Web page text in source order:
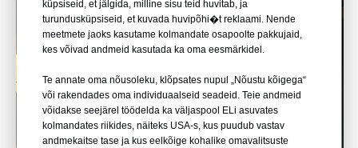
küpsiseid, et jälgida, milline sisu teid huvitab, ja
turundusküpsiseid, et kuvada huvipõhi�t reklaami. Nende
meetmete jaoks kasutame kolmandate osapoolte pakkujaid,
kes võivad andmeid kasutada ka oma eesmärkidel.
Te annate oma nõusoleku, klõpsates nupul „Nõustu kõigega“
või rakendades oma individuaalseid seadeid. Teie andmeid
võidakse seejärel töödelda ka väljaspool ELi asuvates
kolmandates riikides, näiteks USA-s, kus puudub vastav
andmekaitse tase ja kus eelkõige kohalike omavalitsuste